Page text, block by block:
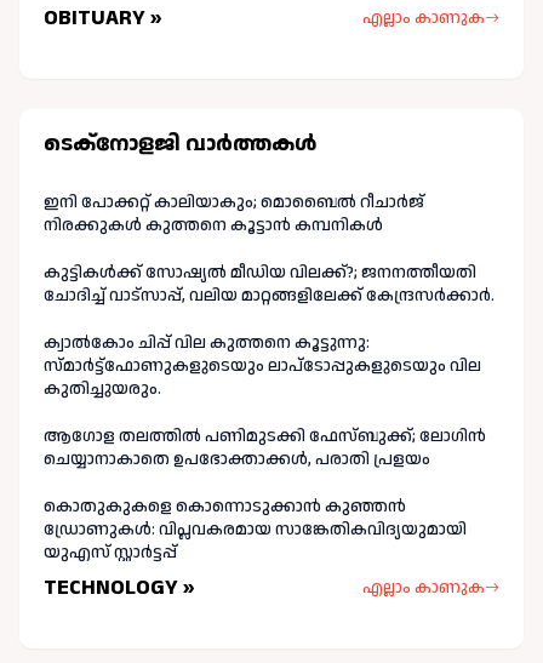
OBITUARY » എല്ലാം കാണുക
ടെക്നോളജി വാർത്തകള്‍
ഇനി പോക്കറ്റ് കാലിയാകും; മൊബൈൽ റീചാർജ്
നിരക്കുകൾ കുത്തനെ കൂട്ടാൻ കമ്പനികൾ
കുട്ടികൾക്ക് സോഷ്യൽ മീഡിയ വിലക്ക്?; ജനനത്തീയതി
ചോദിച്ച് വാട്‌സാപ്പ്, വലിയ മാറ്റങ്ങളിലേക്ക് കേന്ദ്രസർക്കാർ.
ക്വാൽകോം ചിപ്പ് വില കുത്തനെ കൂട്ടുന്നു:
സ്മാർട്ട്ഫോണുകളുടെയും ലാപ്ടോപ്പുകളുടെയും വില
കുതിച്ചുയരും.
ആഗോള തലത്തിൽ പണിമുടക്കി ഫേസ്ബുക്ക്; ലോഗിന്‍
ചെയ്യാനാകാതെ ഉപഭോക്താക്കള്‍, പരാതി പ്രളയം
കൊതുകുകളെ കൊന്നൊടുക്കാൻ കുഞ്ഞൻ
ഡ്രോണുകൾ: വിപ്ലവകരമായ സാങ്കേതികവിദ്യയുമായി
യുഎസ് സ്റ്റാർട്ടപ്പ്
TECHNOLOGY » എല്ലാം കാണുക